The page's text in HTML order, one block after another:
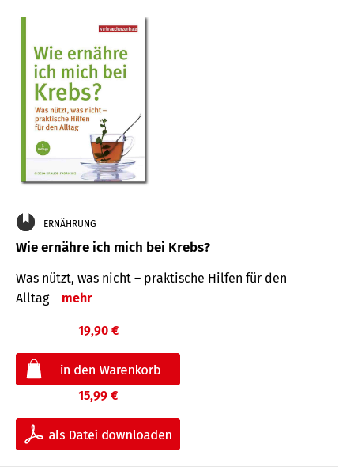
ERNÄHRUNG
Wie ernähre ich mich bei Krebs?
Was nützt, was nicht – praktische Hilfen für den
Alltag
mehr
19,90 €
15,99 €